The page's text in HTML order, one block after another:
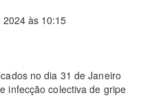
às 10:15
no dia 31 de Janeiro
infecção colectiva de gripe